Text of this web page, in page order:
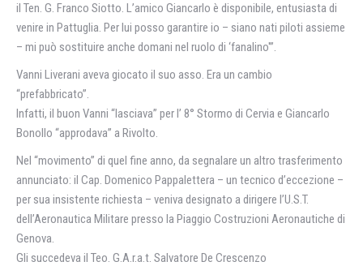
il Ten. G. Franco Siotto. L’amico Giancarlo è disponibile, entusiasta di
venire in Pattuglia. Per lui posso garantire io – siano nati piloti assieme
– mi può sostituire anche domani nel ruolo di ‘fanalino'”.
Vanni Liverani aveva giocato il suo asso. Era un cambio
“prefabbricato”.
Infatti, il buon Vanni “lasciava” per I’ 8° Stormo di Cervia e Giancarlo
Bonollo “approdava” a Rivolto.
Nel “movimento” di quel fine anno, da segnalare un altro trasferimento
annunciato: il Cap. Domenico Pappalettera – un tecnico d’eccezione –
per sua insistente richiesta – veniva designato a dirigere l’U.S.T.
dell’Aeronautica Militare presso la Piaggio Costruzioni Aeronautiche di
Genova.
Gli succedeva il Teo. G.A.r.a.t. Salvatore De Crescenzo